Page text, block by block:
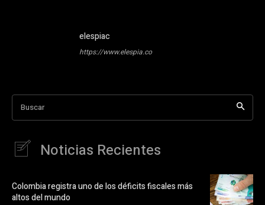
elespiac
https://www.elespia.co
Buscar
Noticias Recientes
Colombia registra uno de los déficits fiscales más
altos del mundo